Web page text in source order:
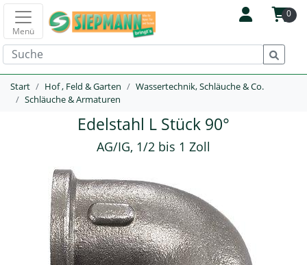
0
Menü
Start Hof , Feld & Garten
Wassertechnik, Schläuche & Co.
Schläuche & Armaturen
Edelstahl L Stück 90°
AG/IG, 1/2 bis 1 Zoll